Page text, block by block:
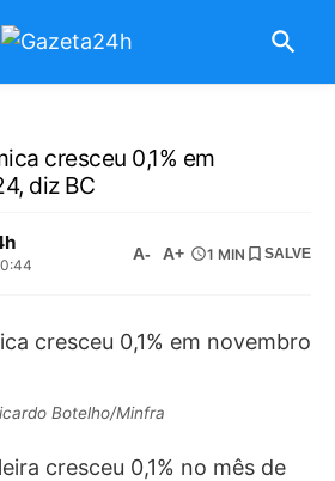
cresceu 0,1% em
diz BC
A- A+ 1 MIN SALVE
Botelho/Minfra
cresceu 0,1% no mês de